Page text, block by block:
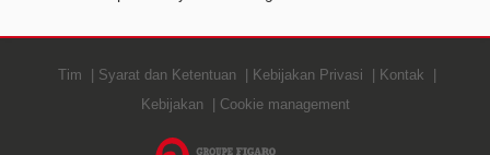
Tim Syarat dan Ketentuan Kebijakan Privasi
Kontak
Kebijakan
Cookie management